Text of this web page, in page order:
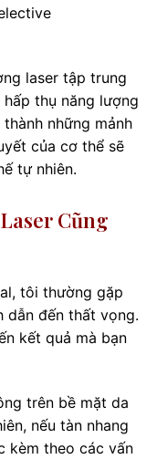
laser tập trung
thụ năng lượng
những mảnh
của cơ thể sẽ
tự nhiên.
Cũng
tôi thường gặp
dẫn đến thất vọng.
kết quả mà bạn
trên bề mặt da
nếu tàn nhang
kèm theo các vấn